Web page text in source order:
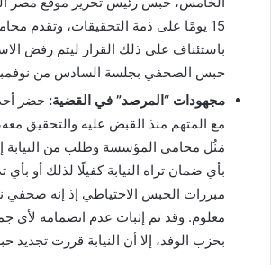
15 يومًا على ذمة التحقيقات، وتقدم
باستئناف على ذلك القرار ليتم رفض
حبس الصحفي بجلسة السادس من
مجهودات “المرصد” في القضية: حضر
مع المتهم منذ القبض عليه والتحقيق
مَثُل محامي المؤسسة وطلب من النيابة
بأي ضمان تراه النيابة كفيلًا لذلك أو بأي
مبررات الحبس الاحتياطي إذ إنه صحفي
معلوم. وقد تم إثبات عدم انضمامه لأي
بحزب الوفد، إلا أن النيابة قررت تجديد حبسه